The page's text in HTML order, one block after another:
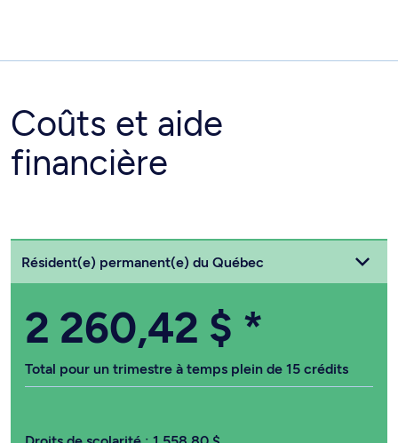
Coûts et aide
financière
Choisissez votre statut
Résident(e) permanent(e) du Québec
2 260,42 $ *
Total pour un trimestre à temps plein de 15 crédits